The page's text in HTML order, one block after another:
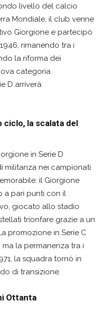
livello del calcio
Mondiale, il club venne
Giorgione e partecipò
rimanendo tra i
la riforma dei
categoria
D arriverà
ciclo, la scalata del
in Serie D
militanza nei campionati
il Giorgione
a pari punti con il
giocato allo stadio
trionfare grazie a un
promozione in Serie C
la permanenza tra i
la squadra tornò in
di transizione.
Ottanta